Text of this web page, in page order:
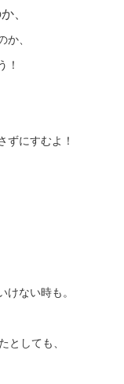
、
、
！
ずにすむよ！
ない時も。
としても、